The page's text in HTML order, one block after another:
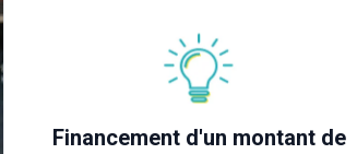
Financement d'un montant de